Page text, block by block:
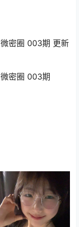
微密圈 003期 更新
微密圈 003期